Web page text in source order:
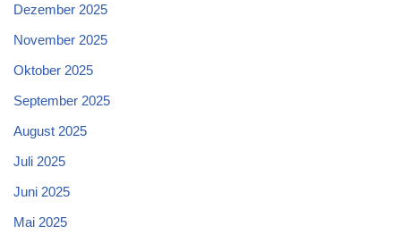
Dezember 2025
November 2025
Oktober 2025
September 2025
August 2025
Juli 2025
Juni 2025
Mai 2025